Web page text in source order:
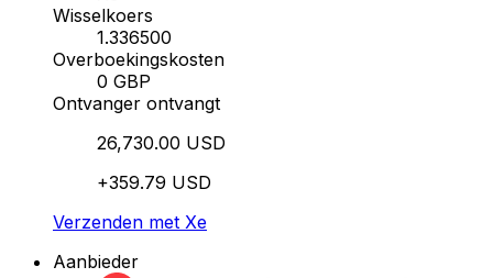
Wisselkoers
1.336500
Overboekingskosten
0 GBP
Ontvanger ontvangt
26,730.00 USD
+359.79 USD
Verzenden met Xe
Aanbieder